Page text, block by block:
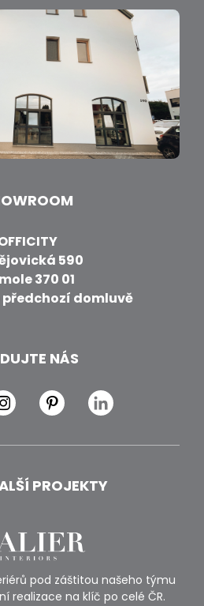
590
370 01
předchozí domluvě
NÁS
PROJEKTY
pod záštitou našeho týmu
realizace na klíč po celé ČR.